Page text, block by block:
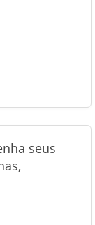
seus